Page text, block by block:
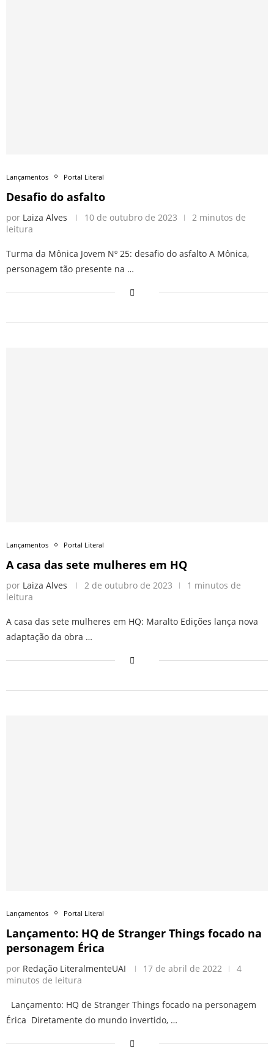
Lançamentos Portal Literal
Desafio do asfalto
por Laiza Alves 10 de outubro de 2023
2 minutos de
leitura
Turma da Mônica Jovem Nº 25: desafio do asfalto A Mônica,
personagem tão presente na …
Lançamentos Portal Literal
A casa das sete mulheres em HQ
por Laiza Alves 2 de outubro de 2023
1 minutos de
leitura
A casa das sete mulheres em HQ: Maralto Edições lança nova
adaptação da obra …
Lançamentos Portal Literal
Lançamento: HQ de Stranger Things focado na
personagem Érica
por Redação LiteralmenteUAI 17 de abril de 2022
4
minutos de leitura
Lançamento: HQ de Stranger Things focado na personagem
Érica Diretamente do mundo invertido, …